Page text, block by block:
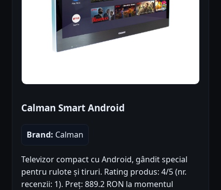
Calman Smart Android
Brand: Calman
Televizor compact cu Android, gândit special
pentru rulote și tiruri. Rating produs: 4/5 (nr.
recenzii: 1). Preț: 889.2 RON la momentul